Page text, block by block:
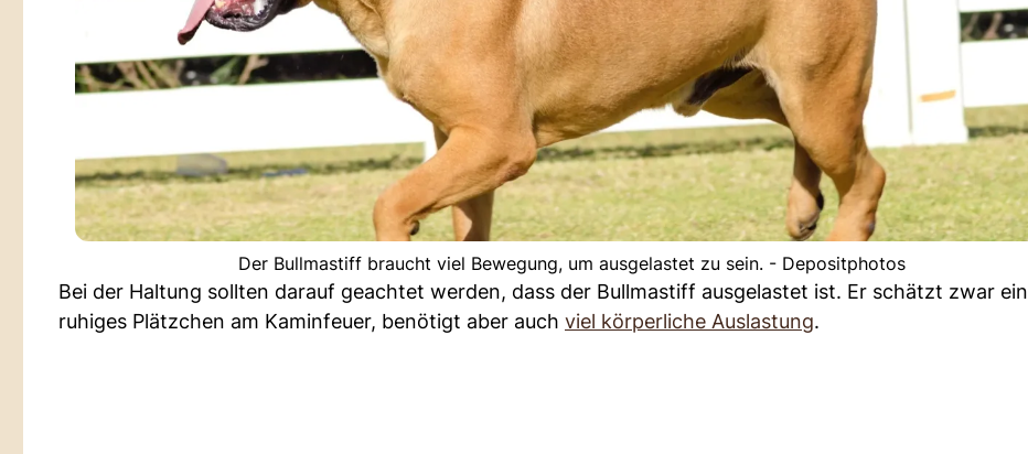
Der Bullmastiff braucht viel Bewegung, um ausgelastet zu sein. - Depositphotos
Bei der Haltung sollten darauf geachtet werden, dass der Bullmastiff ausgelastet ist. Er schätzt zwar ein
ruhiges Plätzchen am Kaminfeuer, benötigt aber auch viel körperliche Auslastung.